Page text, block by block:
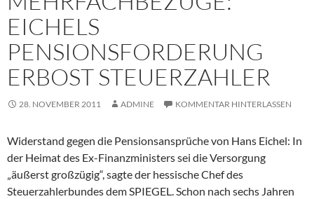
EICHELS
PENSIONSFORDERUNG
ERBOST STEUERZAHLER
28. NOVEMBER 2011 ADMINE KOMMENTAR HINTERLASSEN
Widerstand gegen die Pensionsansprüche von Hans Eichel: In
der Heimat des Ex-Finanzministers sei die Versorgung
„äußerst großzügig“, sagte der hessische Chef des
Steuerzahlerbundes dem SPIEGEL. Schon nach sechs Jahren